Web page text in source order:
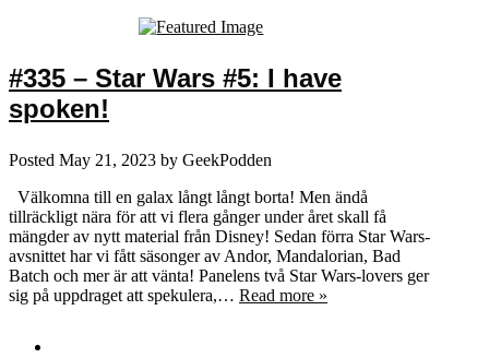
#335 – Star Wars #5: I have
spoken!
Posted May 21, 2023 by GeekPodden
Välkomna till en galax långt långt borta! Men ändå
tillräckligt nära för att vi flera gånger under året skall få
mängder av nytt material från Disney! Sedan förra Star Wars-
avsnittet har vi fått säsonger av Andor, Mandalorian, Bad
Batch och mer är att vänta! Panelens två Star Wars-lovers ger
sig på uppdraget att spekulera,… Read more »